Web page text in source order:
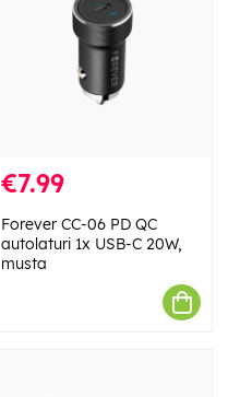
€7.99
Forever CC-06 PD QC
autolaturi 1x USB-C 20W,
musta